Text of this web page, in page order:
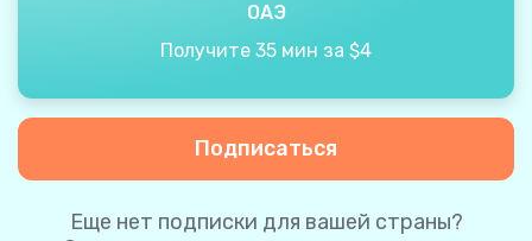
ОАЭ
Получите 35 мин за $4
Подписаться
Еще нет подписки для вашей страны?